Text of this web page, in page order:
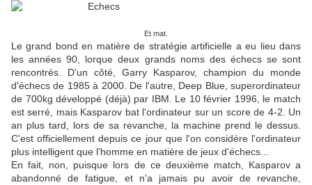
Et mat.
Le grand bond en matière de stratégie artificielle a eu lieu dans
les années 90, lorque deux grands noms des échecs se sont
rencontrés. D'un côté, Garry Kasparov, champion du monde
d'échecs de 1985 à 2000. De l'autre, Deep Blue, superordinateur
de 700kg développé (déjà) par IBM. Le 10 février 1996, le match
est serré, mais Kasparov bat l'ordinateur sur un score de 4-2. Un
an plus tard, lors de sa revanche, la machine prend le dessus.
C'est officiellement depuis ce jour que l'on considère l'ordinateur
plus intelligent que l'homme en matière de jeux d'échecs...
En fait, non, puisque lors de ce deuxième match, Kasparov a
abandonné de fatigue, et n'a jamais pu avoir de revanche,